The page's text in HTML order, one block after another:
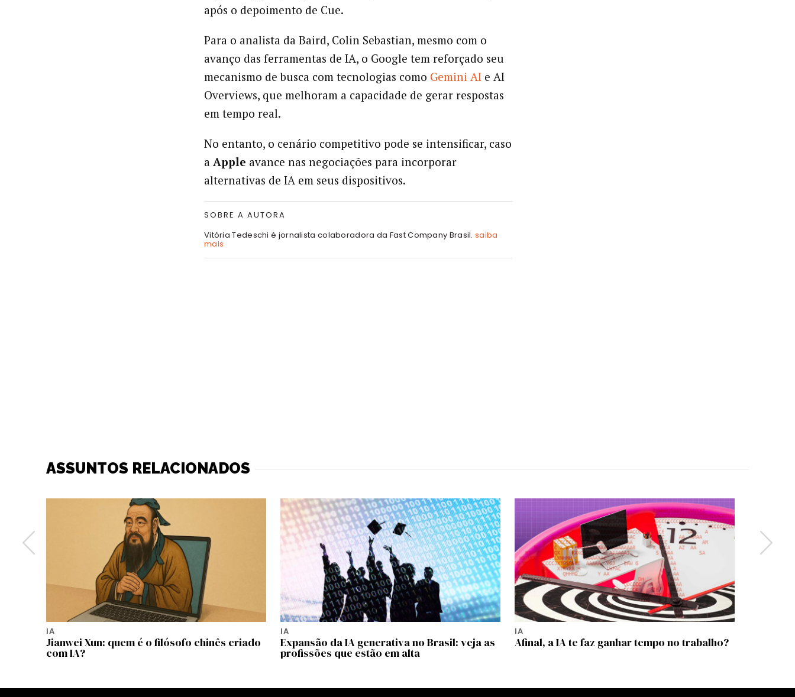
após o depoimento de Cue.
Para o analista da Baird, Colin Sebastian, mesmo com o
avanço das ferramentas de IA, o Google tem reforçado seu
mecanismo de busca com tecnologias como Gemini AIe AI
Overviews, que melhoram a capacidade de gerar respostas
em tempo real.
No entanto, o cenário competitivo pode se intensificar, caso
a Apple avance nas negociações para incorporar
alternativas de IA em seus dispositivos.
SOBRE A AUTORA
Vitória Tedeschi é jornalista colaboradora da Fast Company Brasil.saiba
mais
ASSUNTOS RELACIONADOS
IA
Jianwei Xun: quem é o filósofo chinês criado
com IA?
IA
Expansão da IA generativa no Brasil: veja as
profissões que estão em alta
IA
Afinal, a IA te faz ganhar tempo no trabalho?